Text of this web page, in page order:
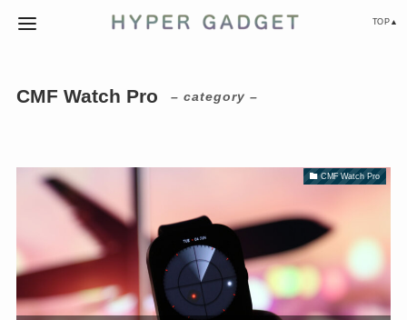
TOP▲
CMF Watch Pro – category –
CMF Watch Pro